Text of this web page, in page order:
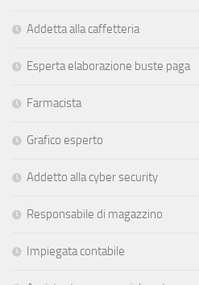
Addetta alla caffetteria
Esperta elaborazione buste paga
Farmacista
Grafico esperto
Addetto alla cyber security
Responsabile di magazzino
Impiegata contabile